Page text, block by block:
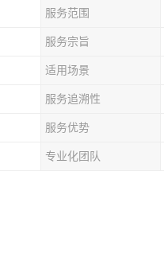
服务范围
服务宗旨
适用场景
服务追溯性
服务优势
专业化团队